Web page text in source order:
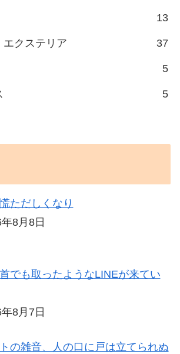
13
エクステリア 37
5
5
ただしくなり
8月8日
でも取ったようなLINEが来てい
8月7日
の雑音、人の口に戸は立てられぬ